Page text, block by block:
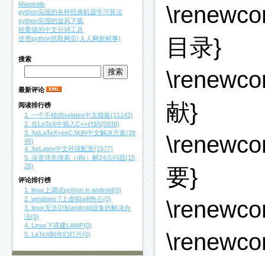
Matplotlib
python实现的各种经典机器学习算法
python实现的旋风下载
轻量级的中文分词工具
使用python抓取网页(人人网新鲜事)
搜索
最新评论
阅读排行榜
1. 一个不错的xelatex中文模板(11142)
2. 在LaTeX中插入C++代码(5938)
3. XeLaTeX+xeCJK的中文解决方案(28
45)
4. XeLatex中文环境配置(1577)
5. 深度优先搜索（dfs）解24点问题(15
26)
评论排行榜
1. linux上调试python in android(0)
2. windows 7上虚拟wifi热点(0)
3. linux无法识别android设备的解决办
法(0)
4. Linux下搭建LAMP(0)
5. LaTeX制作幻灯片(0)
目录}
献}
要}